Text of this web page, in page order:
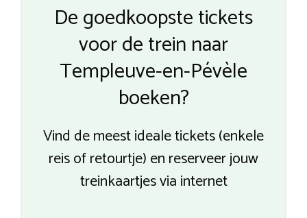
De goedkoopste tickets
voor de trein naar
Templeuve-en-Pévèle
boeken?
Vind de meest ideale tickets (enkele
reis of retourtje) en reserveer jouw
treinkaartjes via internet